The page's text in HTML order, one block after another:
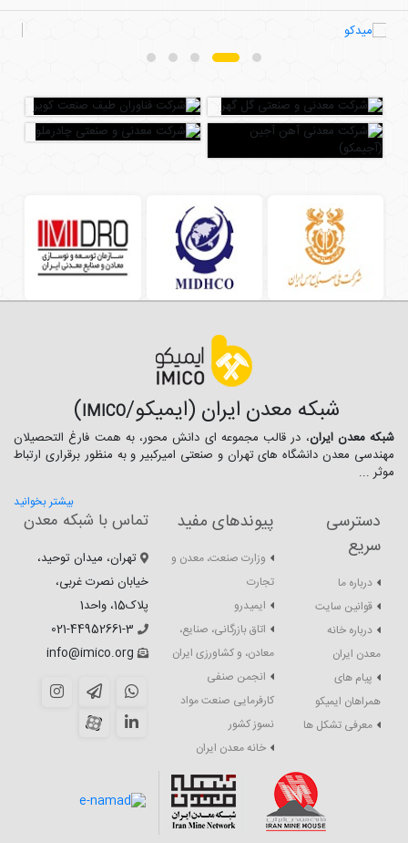
شبکه معدن ایران (ایمیکو/IMICO
)
شبکه معدن ایران، در قالب مجموعه ای دانش محور، به همت فارغ­ التحصیلان
مهندسی معدن دانشگاه ­های تهران و صنعتی امیرکبیر و به منظور برقراری ارتباط
موثر ...
بیشتر بخوانید
دسترسی
سریع
درباره ما
قوانین سایت
درباره خانه
معدن ایران
پیام های
همراهان ایمیکو
معرفی تشکل ها
پیوندهای مفید
وزارت صنعت، معدن و
تجارت
ایمیدرو
اتاق بازرگانی، صنایع،
معادن، و کشاورزی ایران
انجمن صنفی
کارفرمایی صنعت مواد
نسوز کشور
خانه معدن ایران
تماس با شبکه معدن
تهران، میدان توحید،
خیابان نصرت غربی،
پلاک15، واحد1
021-44952661-3
info@imico.org